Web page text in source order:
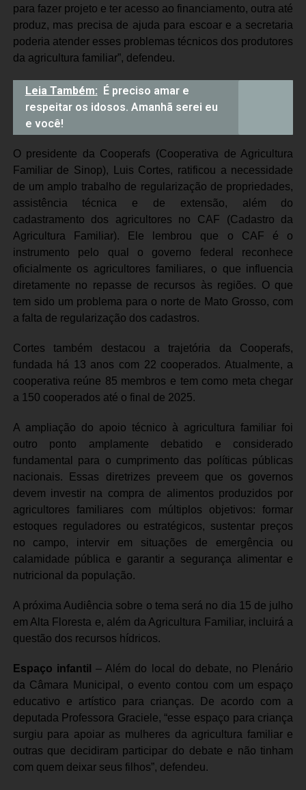
para fazer projeto e ter acesso ao financiamento, outra até
produz, mas precisa de ajuda para escoar e a secretaria
poderia atender esses problemas técnicos dos produtores
da agricultura familiar”, defendeu.
Leia Também: É preciso amar e
respeitar os idosos. Amanhã serei eu
e você!
O presidente da Cooperafs (Cooperativa de Agricultura
Familiar de Sinop), Luis Cortes, ratificou a necessidade
de um amplo trabalho de regularização de propriedades,
assistência técnica e de extensão, além do
cadastramento dos agricultores no CAF (Cadastro da
Agricultura Familiar). Ele lembrou que o CAF é o
instrumento pelo qual o governo federal reconhece
oficialmente os agricultores familiares, o que influencia
diretamente no repasse de recursos às regiões. O que
tem sido um problema para o norte de Mato Grosso, com
a falta de regularização dos cadastros.
Cortes também destacou a trajetória da Cooperafs,
fundada há 13 anos com 22 cooperados. Atualmente, a
cooperativa reúne 85 membros e tem como meta chegar
a 150 cooperados até o final de 2025.
A ampliação do apoio técnico à agricultura familiar foi
outro ponto amplamente debatido e considerado
fundamental para o cumprimento das políticas públicas
nacionais. Essas diretrizes preveem que os governos
devem investir na compra de alimentos produzidos por
agricultores familiares com múltiplos objetivos: formar
estoques reguladores ou estratégicos, sustentar preços
no campo, intervir em situações de emergência ou
calamidade pública e garantir a segurança alimentar e
nutricional da população.
A próxima Audiência sobre o tema será no dia 15 de julho
em Alta Floresta e, além da Agricultura Familiar, incluirá a
questão dos recursos hídricos.
Espaço infantil
– Além do local do debate, no Plenário
da Câmara Municipal, o evento contou com um espaço
educativo e artístico para crianças. De acordo com a
deputada Professora Graciele, “esse espaço para criança
surgiu para apoiar as mulheres da agricultura familiar e
outras que decidiram participar do debate e não tinham
com quem deixar seus filhos”, defendeu.